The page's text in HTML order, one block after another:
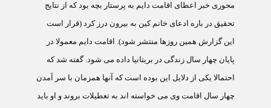
محوری خبر اعطای اقامت دايم به پرستار بچه بود که از نتايج
تحقيق در باره ادعای خانم کين به بيرون درز کرد (قرار است
اين گزارش همين روزها منتشر شود). اقامت دايم معمولا در
پايان چهار سال زندگی در بريتانيا داده می شود. گفته شد که
احتمالا يکی از دلايل اين بوده است که آنها همزمان با سر آمدن
چهار سال اقامت وی می خواسته اند به تعطيلات بروند و او بايد